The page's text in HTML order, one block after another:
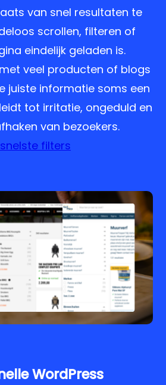
van snel resultaten te
scrollen, filteren of
eindelijk geladen is.
veel producten of blogs
juiste informatie soms een
tot irritatie, ongeduld en
van bezoekers.
filters
WordPress